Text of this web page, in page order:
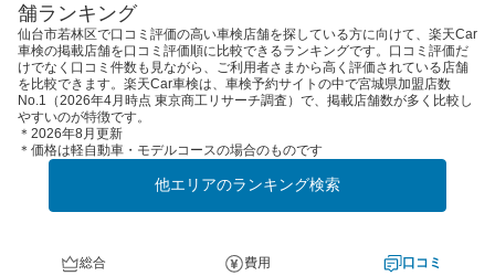
舗ランキング
仙台市若林区で口コミ評価の高い車検店舗を探している方に向けて、楽天Car
車検の掲載店舗を口コミ評価順に比較できるランキングです。口コミ評価だ
けでなく口コミ件数も見ながら、ご利用者さまから高く評価されている店舗
を比較できます。楽天Car車検は、車検予約サイトの中で宮城県加盟店数
No.1（2026年4月時点 東京商工リサーチ調査）で、掲載店舗数が多く比較し
やすいのが特徴です。
＊2026年8月更新
＊価格は軽自動車・モデルコースの場合のものです
他エリアのランキング検索
総合 費用 口コミ